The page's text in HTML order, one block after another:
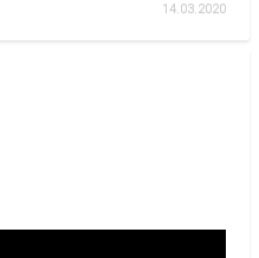
14.03.2020